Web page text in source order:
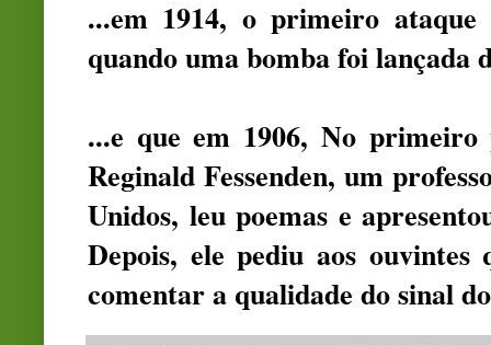
...em 1914, o primeiro
quando uma bomba foi lançada
...e que em 1906, No
Reginald Fessenden, um
Unidos, leu poemas e
Depois, ele pediu aos
comentar a qualidade do sinal